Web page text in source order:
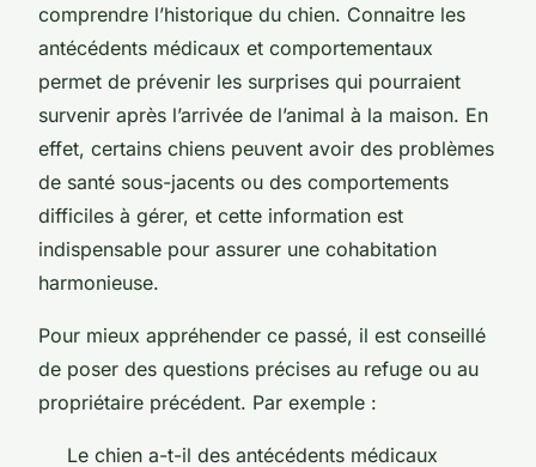
comprendre l’historique du chien. Connaitre les
antécédents médicaux et comportementaux
permet de prévenir les surprises qui pourraient
survenir après l’arrivée de l’animal à la maison. En
effet, certains chiens peuvent avoir des problèmes
de santé sous-jacents ou des comportements
difficiles à gérer, et cette information est
indispensable pour assurer une cohabitation
harmonieuse.
Pour mieux appréhender ce passé, il est conseillé
de poser des questions précises au refuge ou au
propriétaire précédent. Par exemple :
Le chien a-t-il des antécédents médicaux